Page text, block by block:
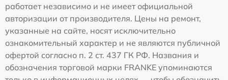
работает независимо и не имеет официальной
авторизации от производителя. Цены на ремонт,
указанные на сайте, носят исключительно
ознакомительный характер и не являются публичной
офертой согласно п. 2 ст. 437 ГК РФ. Названия и
обозначения торговой марки FRANKE упоминаются